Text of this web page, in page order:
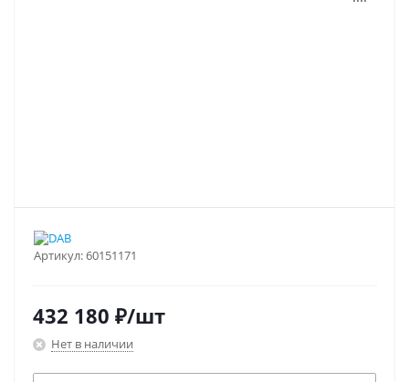
Артикул:60151171
432 180 ₽/шт
Нет в наличии